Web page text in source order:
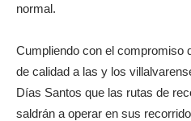
normal.
Cumpliendo con el compromiso
de calidad a las y los
Días Santos que las rutas de
saldrán a operar en sus